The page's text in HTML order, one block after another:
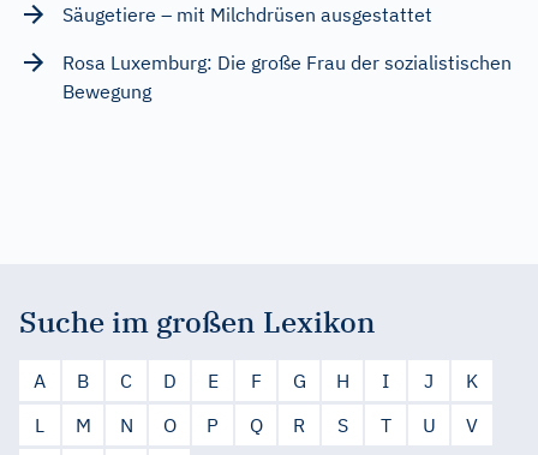
Säugetiere – mit Milchdrüsen ausgestattet
Rosa Luxemburg: Die große Frau der sozialistischen
Bewegung
Suche im großen Lexikon
A B C D E F G H I J
K
L
M N O P Q R S T U
V